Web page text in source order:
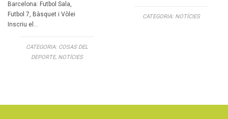
Barcelona: Futbol Sala,
Futbol 7, Bàsquet i Vòlei
Inscriu el…
CATEGORIA: COSAS DEL
DEPORTE, NOTÍCIES
CATEGORIA: NOTÍCIES